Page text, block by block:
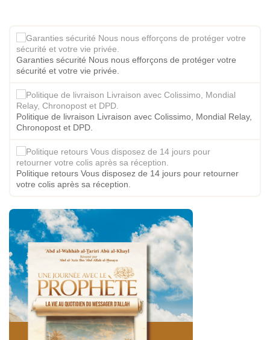
Garanties sécurité Nous nous efforçons de protéger votre
sécurité et votre vie privée.
Politique de livraison Livraison avec Colissimo, Mondial Relay,
Chronopost et DPD.
Politique retours Vous disposez de 14 jours pour retourner
votre colis après sa réception.